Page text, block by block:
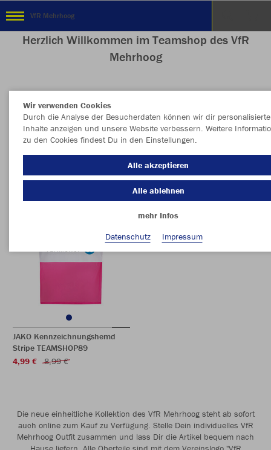
VfR Mehrhoog
Herzlich Willkommen im Teamshop des VfR
Mehrhoog
Farbe
JAKO Kennzeichnungshemd
Stripe TEAMSHOP89
4,99 €
8,99 €
Die neue einheitliche Kollektion des VfR Mehrhoog steht ab sofort
auch online zum Kauf zu Verfügung. Stelle Dein individuelles VfR
Mehrhoog Outfit zusammen und lass Dir die Artikel bequem nach
Wir verwenden Cookies
Durch die Analyse der Besucherdaten können wir dir personalisierte
Inhalte anzeigen und unsere Website verbessern. Weitere
zu den Cookies findest Du in den Einstellungen.
Alle akzeptieren
Alle ablehnen
mehr Infos
Datenschutz
Impressum